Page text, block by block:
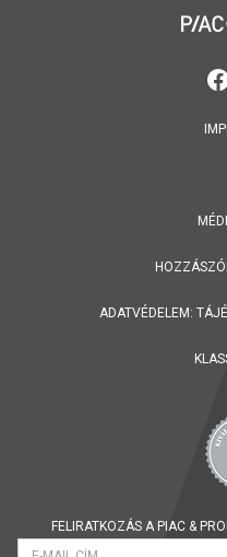
ADATVÉDELEM:
FELIRATKOZÁS A PIAC &